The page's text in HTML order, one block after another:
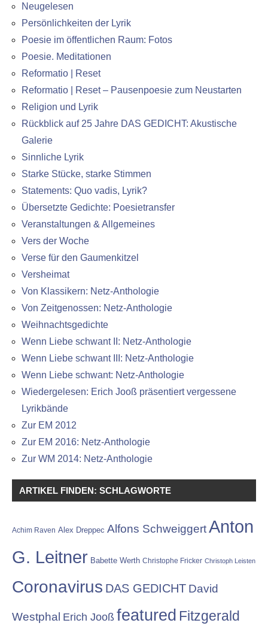
Neugelesen
Persönlichkeiten der Lyrik
Poesie im öffentlichen Raum: Fotos
Poesie. Meditationen
Reformatio | Reset
Reformatio | Reset – Pausenpoesie zum Neustarten
Religion und Lyrik
Rückblick auf 25 Jahre DAS GEDICHT: Akustische
Galerie
Sinnliche Lyrik
Starke Stücke, starke Stimmen
Statements: Quo vadis, Lyrik?
Übersetzte Gedichte: Poesietransfer
Veranstaltungen & Allgemeines
Vers der Woche
Verse für den Gaumenkitzel
Versheimat
Von Klassikern: Netz-Anthologie
Von Zeitgenossen: Netz-Anthologie
Weihnachtsgedichte
Wenn Liebe schwant II: Netz-Anthologie
Wenn Liebe schwant III: Netz-Anthologie
Wenn Liebe schwant: Netz-Anthologie
Wiedergelesen: Erich Jooß präsentiert vergessene
Lyrikbände
Zur EM 2012
Zur EM 2016: Netz-Anthologie
Zur WM 2014: Netz-Anthologie
ARTIKEL FINDEN: SCHLAGWORTE
Achim Raven Alex Dreppec Alfons SchweiggertAnton
G. Leitner Babette Werth Christophe Fricker Christoph Leisten
Coronavirus DAS GEDICHT David
Westphal Erich Jooß featured Fitzgerald